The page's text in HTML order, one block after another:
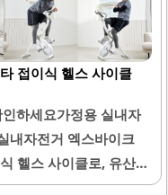
운동을 즐길 수 있는 장
여 누구나 손쉽게 설치
주행이 가능합니다. 안
할 수 있어 편안한 운
적어 집안에서 사용하
할 수 있어 초보자부
디자인 또한 세련되어
접이식 헬스 사이클
하세요가정용 실내자
내자전거 엑스바이크
헬스 사이클로, 유산
제품은 슬림한 디자인